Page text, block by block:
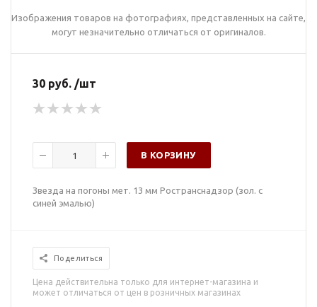
Изображения товаров на фотографиях, представленных на сайте,
могут незначительно отличаться от оригиналов.
30 руб. /шт
В КОРЗИНУ
Звезда на погоны мет. 13 мм Ространснадзор (зол. с
синей эмалью)
Поделиться
Цена действительна только для интернет-магазина и
может отличаться от цен в розничных магазинах